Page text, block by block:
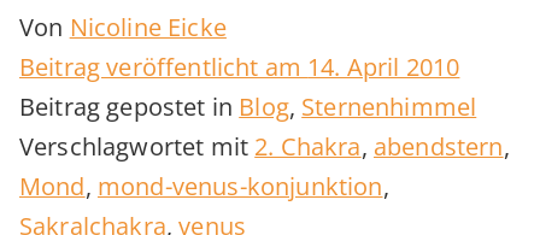
Von Nicoline Eicke
Beitrag veröffentlicht am 14. April 2010
Beitrag gepostet in Blog, Sternenhimmel
Verschlagwortet mit 2. Chakra, abendstern,
Mond, mond-venus-konjunktion,
Sakralchakra,venus